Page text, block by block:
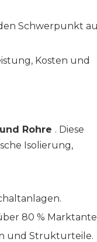
Schwerpunkt
Kosten und
Rohre . Diese
Isolierung,
80 %
und Strukturteile.